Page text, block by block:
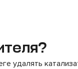
удалять